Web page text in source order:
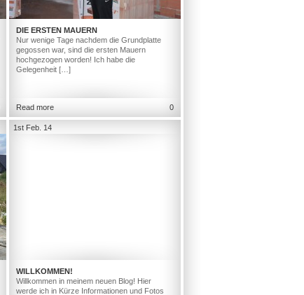
DIE ERSTEN MAUERN
Nur wenige Tage nachdem die Grundplatte
gegossen war, sind die ersten Mauern
hochgezogen worden! Ich habe die
Gelegenheit […]
Read more 0
1st Feb. 14
WILLKOMMEN!
Willkommen in meinem neuen Blog! Hier
werde ich in Kürze Informationen und Fotos